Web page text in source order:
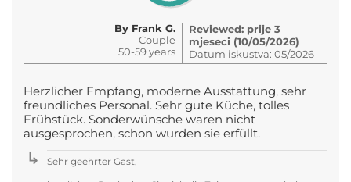
By Frank G.
Couple
50-59 years
Reviewed: prije 3
mjeseci (10/05/2026)
Datum iskustva: 05/2026
Herzlicher Empfang, moderne Ausstattung, sehr
freundliches Personal. Sehr gute Küche, tolles
Frühstück. Sonderwünsche waren nicht
ausgesprochen, schon wurden sie erfüllt.
Sehr geehrter Gast,